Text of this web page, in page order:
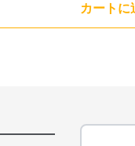
カートに